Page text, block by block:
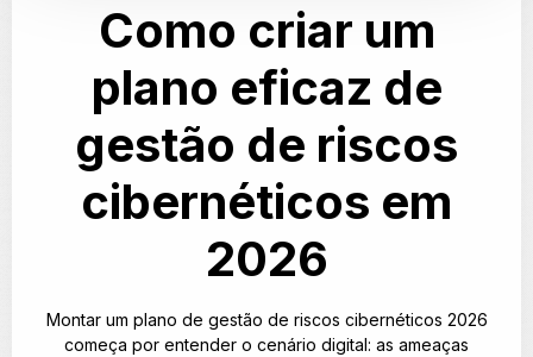
Como criar um
plano eficaz de
gestão de riscos
cibernéticos em
2026
Montar um plano de gestão de riscos cibernéticos 2026
começa por entender o cenário digital: as ameaças